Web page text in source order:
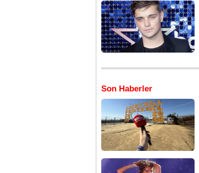
Son Haberler